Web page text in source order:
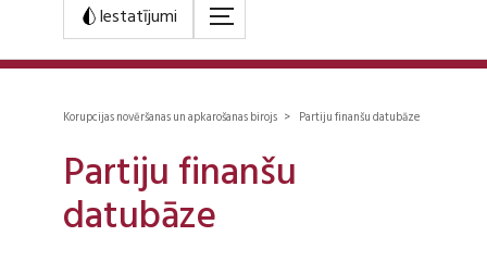
Iestatījumi
Korupcijas novēršanas un apkarošanas birojs > Partiju finanšu datubāze
Partiju finanšu
datubāze